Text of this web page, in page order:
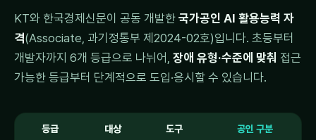
KT와 한국경제신문이 공동 개발한 국가공인 AI 활용능력 자
격(Associate, 과기정통부 제2024-02호)입니다. 초등부터
개발자까지 6개 등급으로 나뉘어, 장애 유형·수준에 맞춰 접근
가능한 등급부터 단계적으로 도입·응시할 수 있습니다.
등급 대상 도구 공인 구분